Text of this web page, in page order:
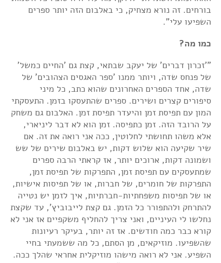
בורחים. זה נורא מצחיק, כי באלבום הזה יותר ספרים
השפיעו עלי".
כמו מה?
"'זכרון דברים' של יעקב שבתאי, קצת גם 'החיים כמשל'
של פנחס שדה, ויותר ממנו 'ספר האגסים הצהובים' של
שדה, אחד הספרים האחרונים שהוא כתב, כל מיני
סיפורים קצרים ושירים. ספרים שהתעסקו בזמן. התעסקתי
המון עם תפיסת זמן והיעדר תפיסת זמן. האלבום גם משחק
על הרובד הזה. זמן כתפיסה. זמן הוא לא דבר ליניארי,
אלא משהו תחושתי לחלוטין, ככה אני רואה את זה. אם
שיר שקיעה הוא שלוש דקות, יש באלבום שירים של שש
ושמונה דקות, ארוכים יותר, אז קראתי הרבה ספרים
שמתעסקים עם תפיסת זמן, התפרקות של תפיסת זמן,
התפרקות של חומרים, של חברות, או של תפיסות אישיות,
או של תפיסות משפחתיות-חברתיות, איך לזמן יש נטייה
להתרחק ולהתפורר כל הזמן. גם קצת לייבוביץ', עד שקצת
נחלשו לי העיניים, ואני צריך להחליף משקפיים אז אני לא
קורא כבר כמה חודשים. אז זה יותר, בעיקר רעיונות
שהשפיעו. מוזיקאים, מן הסתם, כל מה ששמעתי בחיי
השפיע. אני לא רואה מישהו מוזיקלית אחראי שהלך ככה.